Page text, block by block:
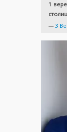
1
— 3